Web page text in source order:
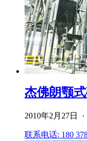
杰佛朗颚
2010年2月27日
联系电话: 180